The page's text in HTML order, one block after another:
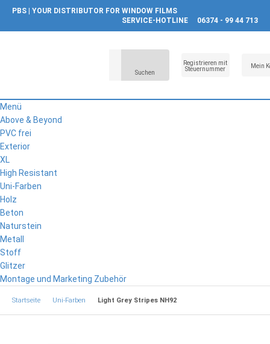
PBS | YOUR DISTRIBUTOR FOR WINDOW FILMS
SERVICE-HOTLINE
06374 - 99 44 713
Suchen
Registrieren mit
Steuernummer
Mein
Menü
Above & Beyond
PVC frei
Exterior
XL
High Resistant
Uni-Farben
Holz
Beton
Naturstein
Metall
Stoff
Glitzer
Montage und Marketing Zubehör
Startseite Uni-Farben Light Grey Stripes NH92